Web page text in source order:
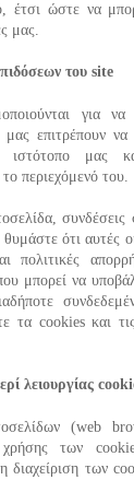
έτσι ώστε να
μας.
του site
για να
μας επιτρέπουν
ιστότοπο μας
περιεχόμενό του.
συνδέσεις
ότι αυτές
πολιτικές
μπορεί να
τα cookies και
λειουργίας
(web
χρήσης των
διαχείριση των